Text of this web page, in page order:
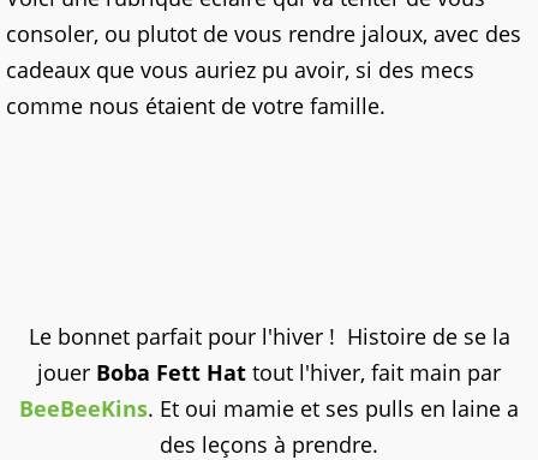
consoler, ou plutot de vous rendre jaloux, avec des
cadeaux que vous auriez pu avoir, si des mecs
comme nous étaient de votre famille.
Le bonnet parfait pour l'hiver ! Histoire de se la
jouer Boba Fett Hat tout l'hiver, fait main par
BeeBeeKins. Et oui mamie et ses pulls en laine a
des leçons à prendre.